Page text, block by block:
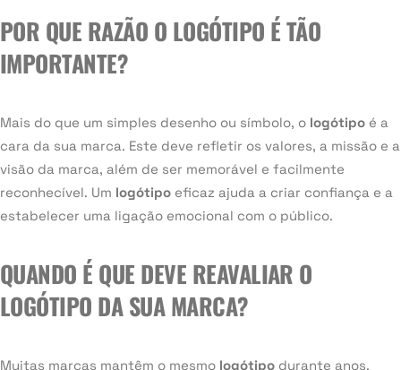
POR QUE RAZÃO O LOGÓTIPO É TÃO
IMPORTANTE?
Mais do que um simples desenho ou símbolo, o logótipo é a
cara da sua marca. Este deve refletir os valores, a missão e a
visão da marca, além de ser memorável e facilmente
reconhecível. Um logótipo eficaz ajuda a criar confiança e a
estabelecer uma ligação emocional com o público.
QUANDO É QUE DEVE REAVALIAR O
LOGÓTIPO DA SUA MARCA?
Muitas marcas mantêm o mesmo logótipo durante anos,